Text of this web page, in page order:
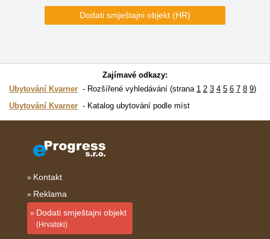
Dodati smještajni objekt (HR)
Zajímavé odkazy:
Ubytování Kvarner
Rozšířené vyhledávání (strana 1 2 3 4 5 6 7 8 9)
Ubytování Kvarner
Katalog ubytování podle míst
Kontakt
Reklama
Dodati smještajni objekt
(Hrvatski)